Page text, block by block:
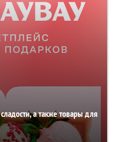
а также товары для